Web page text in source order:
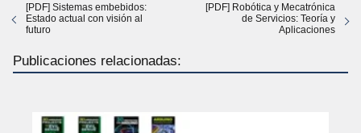
[PDF] Sistemas embebidos:
Estado actual con visión al
futuro
[PDF] Robótica y Mecatrónica
de Servicios: Teoría y
Aplicaciones
Publicaciones relacionadas: